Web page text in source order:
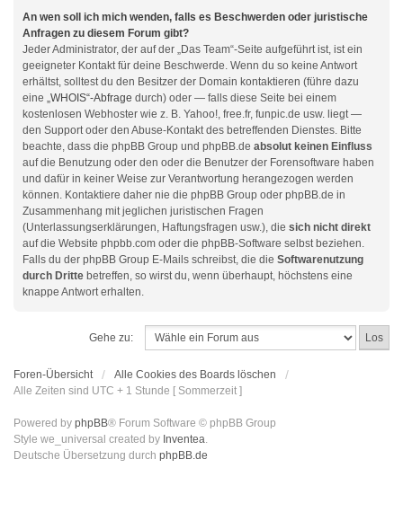
An wen soll ich mich wenden, falls es Beschwerden oder juristische
Anfragen zu diesem Forum gibt?
Jeder Administrator, der auf der „Das Team“-Seite aufgeführt ist, ist ein
geeigneter Kontakt für deine Beschwerde. Wenn du so keine Antwort
erhältst, solltest du den Besitzer der Domain kontaktieren (führe dazu
eine „WHOIS“-Abfrage durch) oder — falls diese Seite bei einem
kostenlosen Webhoster wie z. B. Yahoo!, free.fr, funpic.de usw. liegt —
den Support oder den Abuse-Kontakt des betreffenden Dienstes. Bitte
beachte, dass die phpBB Group und phpBB.de absolut keinen Einfluss
auf die Benutzung oder den oder die Benutzer der Forensoftware haben
und dafür in keiner Weise zur Verantwortung herangezogen werden
können. Kontaktiere daher nie die phpBB Group oder phpBB.de in
Zusammenhang mit jeglichen juristischen Fragen
(Unterlassungserklärungen, Haftungsfragen usw.), die sich nicht direkt
auf die Website phpbb.com oder die phpBB-Software selbst beziehen.
Falls du der phpBB Group E-Mails schreibst, die die Softwarenutzung
durch Dritte betreffen, so wirst du, wenn überhaupt, höchstens eine
knappe Antwort erhalten.
Gehe zu:
Foren-Übersicht
Alle Cookies des Boards löschen
Alle Zeiten sind UTC + 1 Stunde [ Sommerzeit ]
Powered by phpBB® Forum Software © phpBB Group
Style we_universal created by Inventea.
Deutsche Übersetzung durch phpBB.de